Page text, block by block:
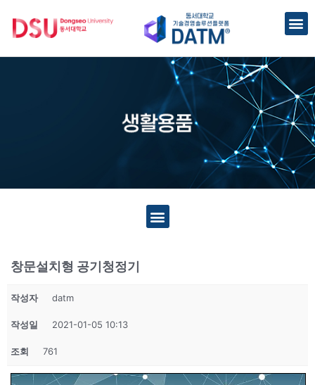
창문설치형 공기청정기
작성자 datm
작성일 2021-01-05 10:13
조회 761